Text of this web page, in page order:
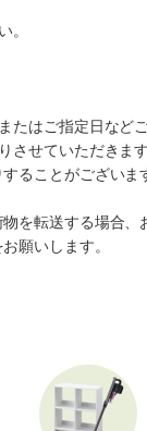
。
はご指定日など
せていただきま
ることがございま
を転送する場合
願いします。